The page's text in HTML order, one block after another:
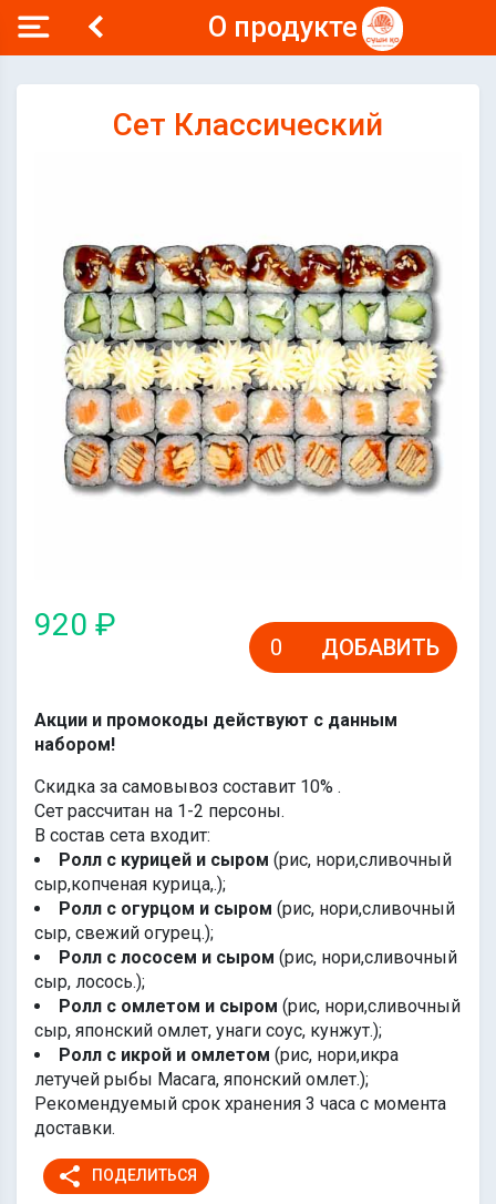
О продукте
Сет Классический
920 ₽
ДОБАВИТЬ
Акции и промокоды действуют с данным
набором!
Скидка за самовывоз составит 10% .
Сет рассчитан на 1-2 персоны.
В состав сета входит:
Ролл с курицей и сыром (рис, нори,сливочный
сыр,копченая курица,.);
Ролл с огурцом и сыром (рис, нори,сливочный
сыр, свежий огурец.);
Ролл с лососем и сыром (рис, нори,сливочный
сыр, лосось.);
Ролл с омлетом и сыром (рис, нори,сливочный
сыр, японский омлет, унаги соус, кунжут.);
Ролл с икрой и омлетом (рис, нори,икра
летучей рыбы Масага, японский омлет.);
Рекомендуемый срок хранения 3 часа с момента
доставки.
share ПОДЕЛИТЬСЯ